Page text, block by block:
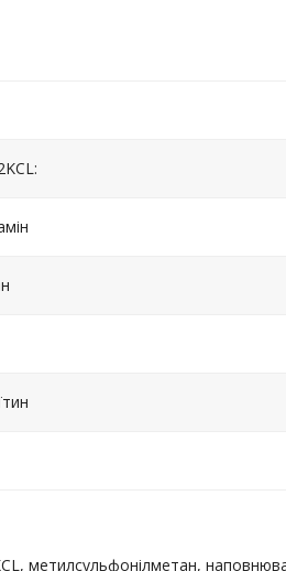
метилсульфонілметан,